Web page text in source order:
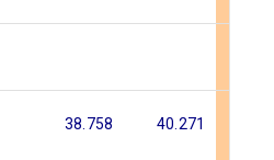
38.758 40.271